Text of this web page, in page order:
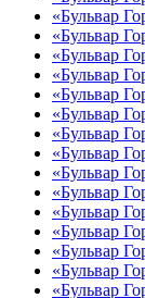
«Бульвар
«Бульвар
«Бульвар
«Бульвар
«Бульвар
«Бульвар
«Бульвар
«Бульвар
«Бульвар
«Бульвар
«Бульвар
«Бульвар
«Бульвар
«Бульвар
«Бульвар